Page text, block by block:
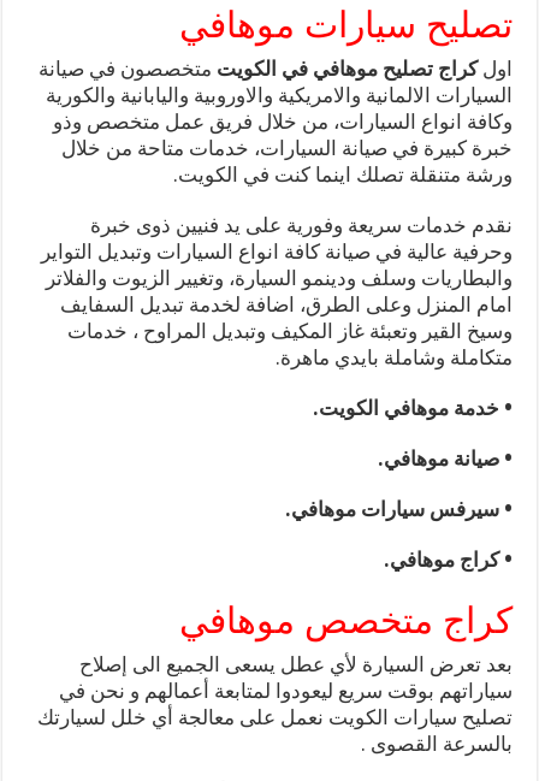
تصليح سيارات موهافي
اولكراج تصليح موهافي في الكويت متخصصون في صيانة
السيارات الالمانية والامريكية والاوروبية واليابانية والكورية
وكافة انواع السيارات، من خلال فريق عمل متخصص وذو
خبرة كبيرة في صيانة السيارات، خدمات متاحة من خلال
ورشة متنقلة تصلك اينما كنت في الكويت.
نقدم خدمات سريعة وفورية على يد فنيين ذوى خبرة
وحرفية عالية في صيانة كافة انواع السيارات وتبديل التواير
والبطاريات وسلف ودينمو السيارة، وتغيير الزيوت والفلاتر
امام المنزل وعلى الطرق، اضافة لخدمة تبديل السفايف
وسيخ القير وتعبئة غاز المكيف وتبديل المراوح ، خدمات
متكاملة وشاملة بايدي ماهرة.
• خدمة موهافي الكويت.
• صيانة موهافي.
• سيرفس سيارات موهافي.
• كراج موهافي.
كراج متخصص موهافي
بعد تعرض السيارة لأي عطل يسعى الجميع الى إصلاح
سياراتهم بوقت سريع ليعودوا لمتابعة أعمالهم و نحن في
تصليح سيارات الكويت نعمل على معالجة أي خلل لسيارتك
بالسرعة القصوى .